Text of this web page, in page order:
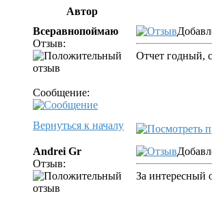
Автор
Всеравнопоймаю
Отзыв:
Сообщение:
Отчет годный,
Вернуться к началу
Andrei Gr
Отзыв:
За интересный